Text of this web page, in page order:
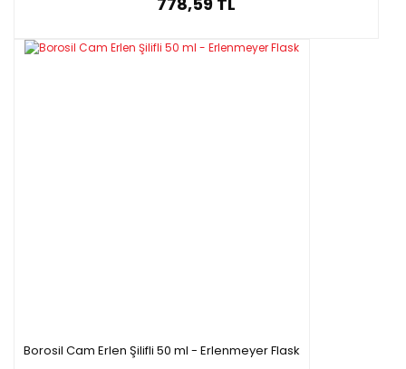
Borosil Cam Erlen Şilifli 50 ml - Erlenmeyer Flask